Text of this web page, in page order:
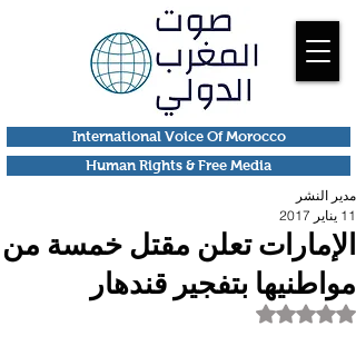
Human Rights & Free Media
International Voice Of Morocco
الإمارات تعلن مقتل خمسة من
مواطنيها بتفجير قندهار
مدير النشر
11 يناير 2017
تم التقييم بـ ليس رقمًا من أصل 5 نجوم.